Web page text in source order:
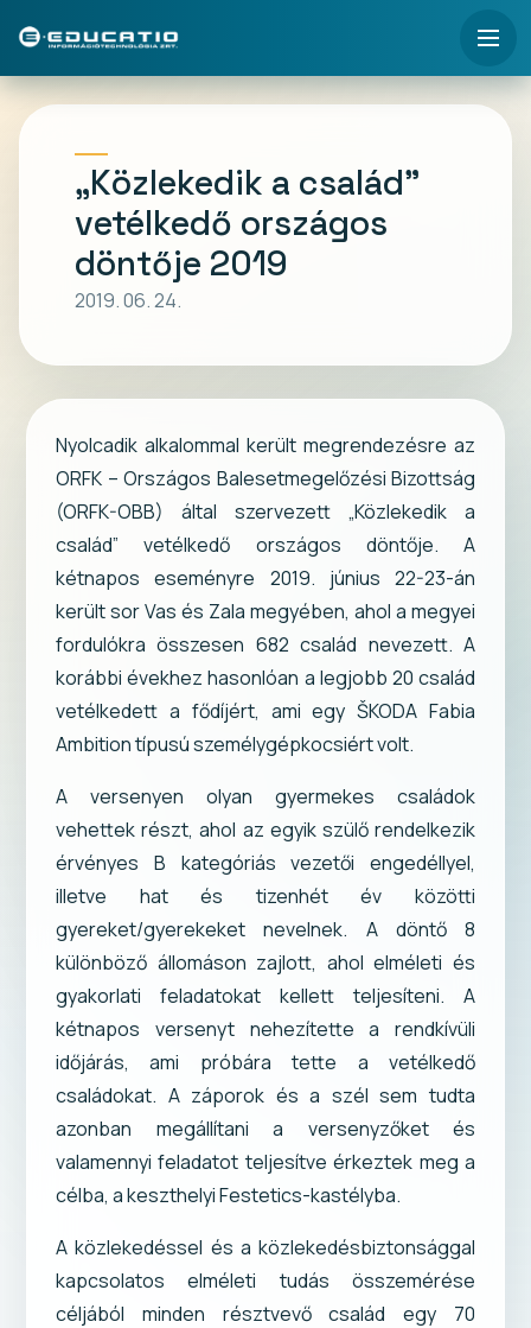
„Közlekedik a család”
vetélkedő országos
döntője 2019
2019. 06. 24.
Nyolcadik alkalommal került megrendezésre az
ORFK – Országos Balesetmegelőzési Bizottság
(ORFK-OBB) által szervezett „Közlekedik a
család” vetélkedő országos döntője. A
kétnapos eseményre 2019. június 22-23-án
került sor Vas és Zala megyében, ahol a megyei
fordulókra összesen 682 család nevezett. A
korábbi évekhez hasonlóan a legjobb 20 család
vetélkedett a fődíjért, ami egy ŠKODA Fabia
Ambition típusú személygépkocsiért volt.
A versenyen olyan gyermekes családok
vehettek részt, ahol az egyik szülő rendelkezik
érvényes B kategóriás vezetői engedéllyel,
illetve hat és tizenhét év közötti
gyereket/gyerekeket nevelnek. A döntő 8
különböző állomáson zajlott, ahol elméleti és
gyakorlati feladatokat kellett teljesíteni. A
kétnapos versenyt nehezítette a rendkívüli
időjárás, ami próbára tette a vetélkedő
családokat. A záporok és a szél sem tudta
azonban megállítani a versenyzőket és
valamennyi feladatot teljesítve érkeztek meg a
célba, a keszthelyi Festetics-kastélyba.
A közlekedéssel és a közlekedésbiztonsággal
kapcsolatos elméleti tudás összemérése
céljából minden résztvevő család egy 70